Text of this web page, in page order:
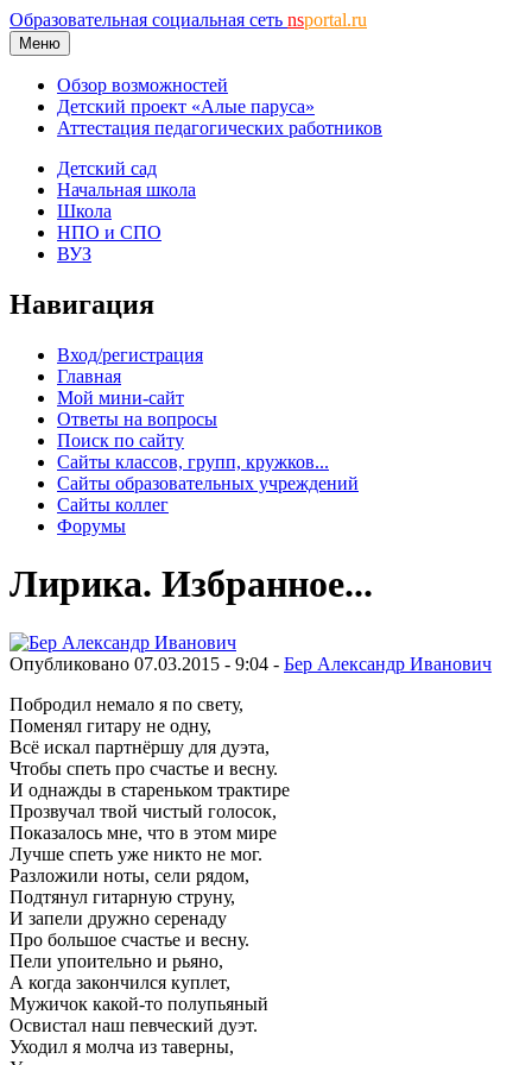
Образовательная социальная сеть nsportal.ru
Меню
Обзор возможностей
Детский проект «Алые паруса»
Аттестация педагогических работников
Детский сад
Начальная школа
Школа
НПО и СПО
ВУЗ
Навигация
Вход/регистрация
Главная
Мой мини-сайт
Ответы на вопросы
Поиск по сайту
Сайты классов, групп, кружков...
Сайты образовательных учреждений
Сайты коллег
Форумы
Лирика. Избранное...
Опубликовано 07.03.2015 - 9:04 - Бер Александр Иванович
Побродил немало я по свету,
Поменял гитару не одну,
Всё искал партнёршу для дуэта,
Чтобы спеть про счастье и весну.
И однажды в стареньком трактире
Прозвучал твой чистый голосок,
Показалось мне, что в этом мире
Лучше спеть уже никто не мог.
Разложили ноты, сели рядом,
Подтянул гитарную струну,
И запели дружно серенаду
Про большое счастье и весну.
Пели упоительно и рьяно,
А когда закончился куплет,
Мужичок какой-то полупьяный
Освистал наш певческий дуэт.
Уходил я молча из таверны,